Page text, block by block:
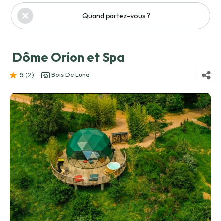
Quand partez-vous ?
Dôme Orion et Spa
5 (2) Bois De Luna